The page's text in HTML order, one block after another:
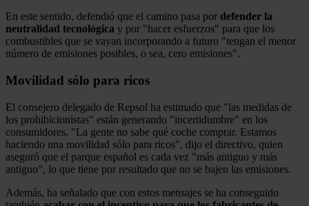
En este sentido, defendió que el camino pasa por defender la
neutralidad tecnológica y por "hacer esfuerzos" para que los
combustibles que se vayan incorporando a futuro "tengan el menor
número de emisiones posibles, o sea, cero emisiones".
Movilidad sólo para ricos
El consejero delegado de Repsol ha estimado que "las medidas de
los prohibicionistas" están generando "incertidumbre" en los
consumidores. "La gente no sabe qué coche comprar. Estamos
haciendo una movilidad sólo para ricos", dijo el directivo, quien
aseguró que el parque español es cada vez "más antiguo y más
antiguo", lo que tiene por resultado que no se bajen las emisiones.
Además, ha señalado que con estos mensajes se ha conseguido